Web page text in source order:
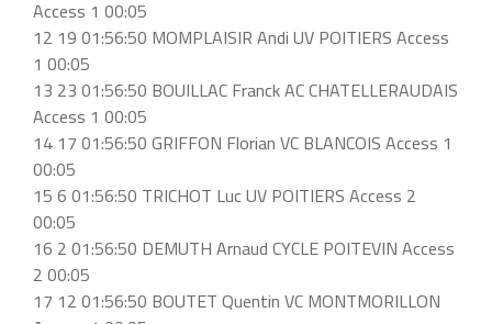
Access 1 00:05
12 19 01:56:50 MOMPLAISIR Andi UV POITIERS Access
1 00:05
13 23 01:56:50 BOUILLAC Franck AC CHATELLERAUDAIS
Access 1 00:05
14 17 01:56:50 GRIFFON Florian VC BLANCOIS Access 1
00:05
15 6 01:56:50 TRICHOT Luc UV POITIERS Access 2
00:05
16 2 01:56:50 DEMUTH Arnaud CYCLE POITEVIN Access
2 00:05
17 12 01:56:50 BOUTET Quentin VC MONTMORILLON